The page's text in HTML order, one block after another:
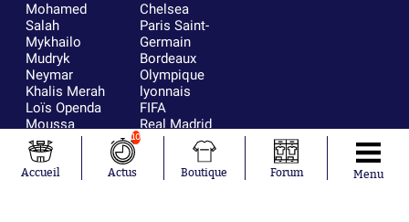
Mohamed
Salah
Mykhailo
Mudryk
Neymar
Khalis Merah
Loïs Openda
Moussa
Niakhaté
Nicolás
Tagliafico
Chelsea
Paris Saint-
Germain
Bordeaux
Olympique
lyonnais
FIFA
Real Madrid
RC Strasbourg
Accueil
10
Actus Boutique Forum Menu